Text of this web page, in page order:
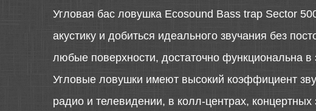
Угловая бас ловушка Ecosound Bass trap Sector
акустику и добиться идеального звучания без
любые поверхности, достаточно функциональна в
Угловые ловушки имеют высокий коэффициент
радио и телевидении, в колл-центрах,